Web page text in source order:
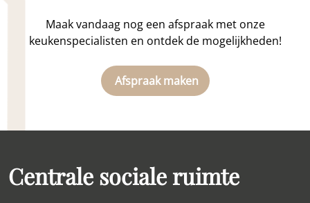
Maak vandaag nog een afspraak met onze
keukenspecialisten en ontdek de mogelijkheden!
Afspraak maken
Centrale sociale ruimte